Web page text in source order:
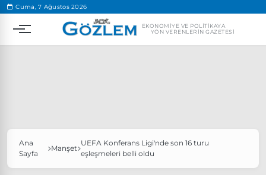
Cuma, 7 Ağustos 2026
EKONOMIYE VE POLITIKAYA
YÖN VERENLERIN GAZETESI
Popüler Aramalar
Ana
Sayfa
Manşet
UEFA Konferans Ligi'nde son 16 turu
eşleşmeleri belli oldu